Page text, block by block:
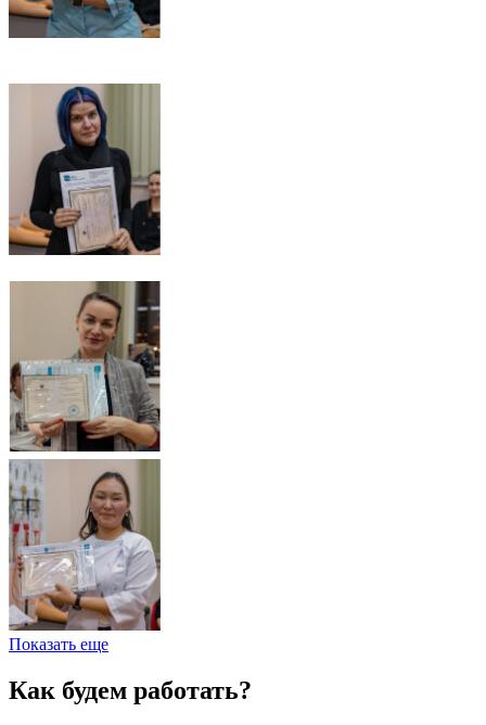
Показать еще
Как будем работать?